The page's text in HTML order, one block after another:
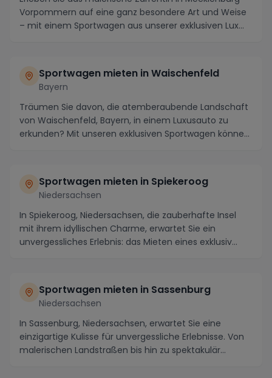
Vorpommern auf eine ganz besondere Art und Weise
– mit einem Sportwagen aus unserer exklusiven Lux...
Sportwagen mieten in Waischenfeld
Bayern
Träumen Sie davon, die atemberaubende Landschaft
von Waischenfeld, Bayern, in einem Luxusauto zu
erkunden? Mit unseren exklusiven Sportwagen können
Sportwagen mieten in Spiekeroog
Niedersachsen
In Spiekeroog, Niedersachsen, die zauberhafte Insel
mit ihrem idyllischen Charme, erwartet Sie ein
unvergessliches Erlebnis: das Mieten eines exklusiv...
Sportwagen mieten in Sassenburg
Niedersachsen
In Sassenburg, Niedersachsen, erwartet Sie eine
einzigartige Kulisse für unvergessliche Erlebnisse. Von
malerischen Landstraßen bis hin zu spektakulär...